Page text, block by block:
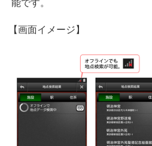
能です。
【画面イメージ】